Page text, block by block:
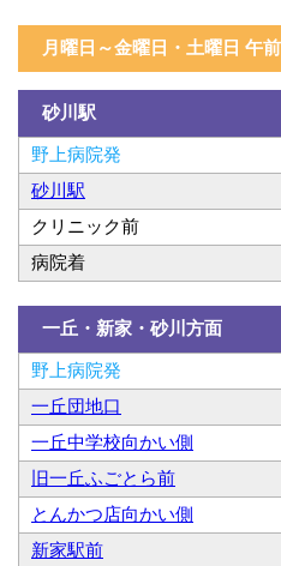
月曜日～金曜日・土曜日 午前
砂川駅
野上病院発
砂川駅
クリニック前
病院着
一丘・新家・砂川方面
野上病院発
一丘団地口
一丘中学校向かい側
旧一丘ふごとら前
とんかつ店向かい側
新家駅前